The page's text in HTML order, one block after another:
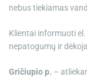
nebus tiekiamas
Klientai informuoti
nepatogumų ir
Gričiupio p. –